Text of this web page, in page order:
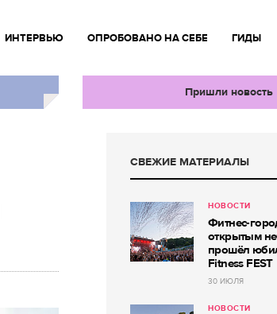
ИНТЕРВЬЮ ОПРОБОВАНО НА СЕБЕ ГИДЫ
Пришли новость
СВЕЖИЕ МАТЕРИАЛЫ
НОВОСТИ
Фитнес-
открытым
прошёл
Fitness FEST
30 ИЮЛЯ
НОВОСТИ